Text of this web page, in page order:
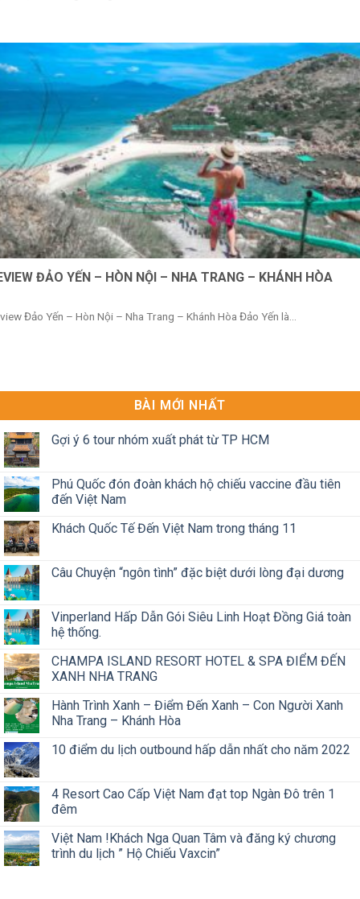
ĐẢO YẾN – HÒN NỘI – NHA TRANG – KHÁNH HÒA
Đảo Yến – Hòn Nội – Nha Trang – Khánh Hòa Đảo Yến là...
BÀI MỚI NHẤT
Gợi ý 6 tour nhóm xuất phát từ TP HCM
Phú Quốc đón đoàn khách hộ chiếu vaccine đầu tiên
đến Việt Nam
Khách Quốc Tế Đến Việt Nam trong tháng 11
Câu Chuyện “ngôn tình” đặc biệt dưới lòng đại dương
Vinperland Hấp Dẫn Gói Siêu Linh Hoạt Đồng Giá toàn
hệ thống.
CHAMPA ISLAND RESORT HOTEL & SPA ĐIỂM ĐẾN
XANH NHA TRANG
Hành Trình Xanh – Điểm Đến Xanh – Con Người Xanh
Nha Trang – Khánh Hòa
10 điểm du lịch outbound hấp dẫn nhất cho năm 2022
4 Resort Cao Cấp Việt Nam đạt top Ngàn Đô trên 1
đêm
Việt Nam !Khách Nga Quan Tâm và đăng ký chương
trình du lịch ” Hộ Chiếu Vaxcin”